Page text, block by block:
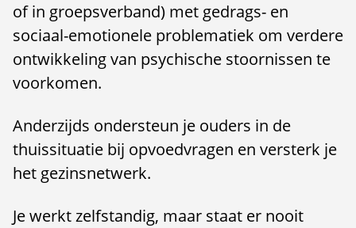
of in groepsverband) met gedrags- en
sociaal-emotionele problematiek om verdere
ontwikkeling van psychische stoornissen te
voorkomen.
Anderzijds ondersteun je ouders in de
thuissituatie bij opvoedvragen en versterk je
het gezinsnetwerk.
Je werkt zelfstandig, maar staat er nooit